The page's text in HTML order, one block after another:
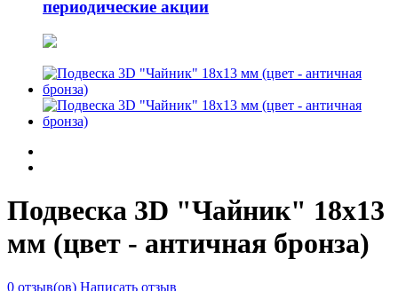
периодические акции
Подвеска 3D "Чайник" 18х13
мм (цвет - античная бронза)
0 отзыв(ов) Написать отзыв